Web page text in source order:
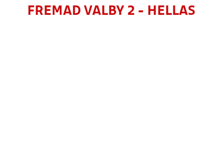
FREMAD VALBY 2 - HELLAS